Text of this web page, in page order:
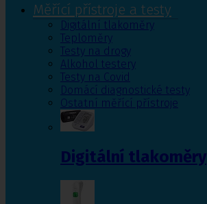
Měřící přístroje a testy
Digitální tlakoměry
Teploměry
Testy na drogy
Alkohol testery
Testy na Covid
Domácí diagnostické testy
Ostatní měřící přístroje
Digitální tlakoměry